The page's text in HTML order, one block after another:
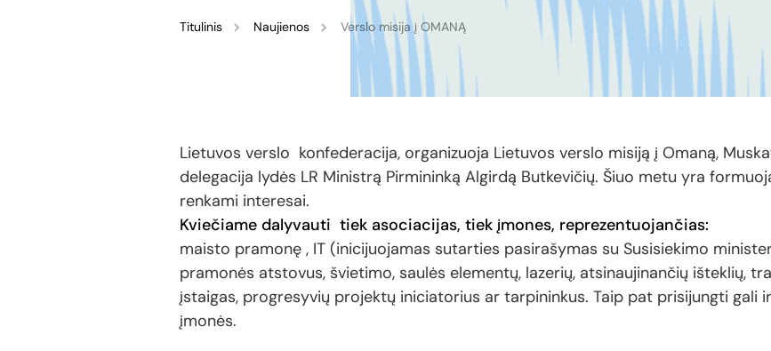
Titulinis Naujienos Verslo misija į OMANĄ
Lietuvos verslo konfederacija, organizuoja Lietuvos verslo misiją į Omaną,
delegacija lydės LR Ministrą Pirmininką Algirdą Butkevičių. Šiuo metu yra
renkami interesai.
Kviečiame dalyvauti tiek asociacijas, tiek įmones, reprezentuojančias:
maisto pramonę , IT (inicijuojamas sutarties pasirašymas su Susisiekimo
pramonės atstovus, švietimo, saulės elementų, lazerių, atsinaujinančių išteklių,
įstaigas, progresyvių projektų iniciatorius ar tarpininkus. Taip pat prisijungti gali
įmonės.